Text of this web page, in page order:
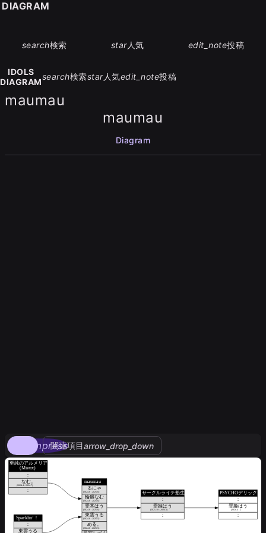
search検索 star人気 edit_note投稿
IDOLS
DIAGRAM
search検索star人気edit_note投稿
maumau
maumau
Diagram
compress
関連項目arrow_drop_down